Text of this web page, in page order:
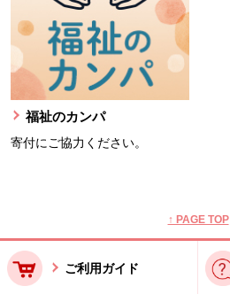
福祉のカンパ
寄付にご協力ください。
↑ PAGE TOP
ご利用ガイド